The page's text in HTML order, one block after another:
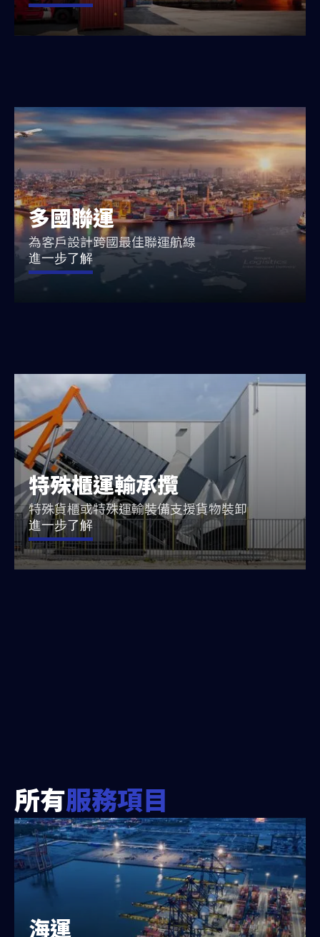
多國聯運
為客戶設計跨國最佳聯運航線
進一步了解
特殊櫃運輸承攬
特殊貨櫃或特殊運輸裝備支援貨物裝卸
進一步了解
所有服務項目
海運